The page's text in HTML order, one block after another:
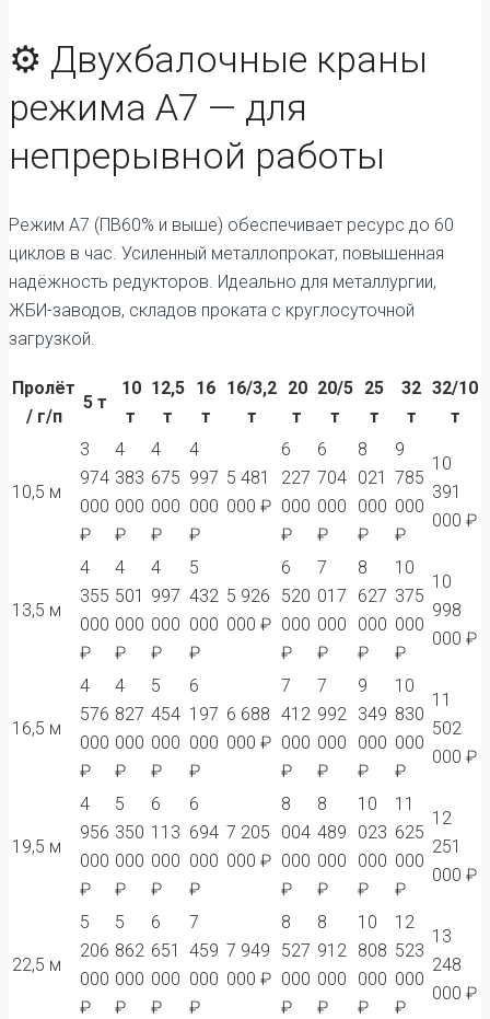
⚙️ Двухбалочные краны
режима А7 — для
непрерывной работы
Режим А7 (ПВ60% и выше) обеспечивает ресурс до 60
циклов в час. Усиленный металлопрокат, повышенная
надёжность редукторов. Идеально для металлургии,
ЖБИ-заводов, складов проката с круглосуточной
загрузкой.
Пролёт
/ г/п
5 т
10
т
12,5
т
16
т
16/3,2
т
20
т
20/5
т
25
т
32
т
32/10
т
10,5 м
3
974
000
₽
4
383
000
₽
4
675
000
₽
4
997
000
₽
5 481
000 ₽
6
227
000
₽
6
704
000
₽
8
021
000
₽
9
785
000
₽
10
391
000 ₽
13,5 м
4
355
000
₽
4
501
000
₽
4
997
000
₽
5
432
000
₽
5 926
000 ₽
6
520
000
₽
7
017
000
₽
8
627
000
₽
10
375
000
₽
10
998
000 ₽
16,5 м
4
576
000
₽
4
827
000
₽
5
454
000
₽
6
197
000
₽
6 688
000 ₽
7
412
000
₽
7
992
000
₽
9
349
000
₽
10
830
000
₽
11
502
000 ₽
19,5 м
4
956
000
₽
5
350
000
₽
6
113
000
₽
6
694
000
₽
7 205
000 ₽
8
004
000
₽
8
489
000
₽
10
023
000
₽
11
625
000
₽
12
251
000 ₽
22,5 м
5
206
000
₽
5
862
000
₽
6
651
000
₽
7
459
000
₽
7 949
000 ₽
8
527
000
₽
8
912
000
₽
10
808
000
₽
12
523
000
₽
13
248
000 ₽